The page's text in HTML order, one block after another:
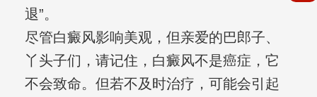
退”。
尽管白癜风影响美观，但亲爱的巴郎子、
丫头子们，请记住，白癜风不是癌症，它
不会致命。但若不及时治疗，可能会引起